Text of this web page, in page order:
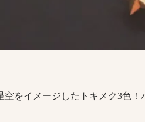
空をイメージしたトキメク3色